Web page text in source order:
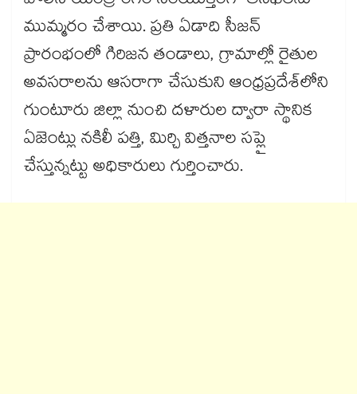
ముమ్మరం చేశాయి. ప్రతి ఏడాది సీజన్
ప్రారంభంలో గిరిజన తండాలు, గ్రామాల్లో రైతుల
అవసరాలను ఆసరాగా చేసుకుని ఆంధ్రప్రదేశ్‌‌‌‌లోని
గుంటూరు జిల్లా నుంచి దళారుల ద్వారా స్థానిక
ఏజెంట్లు నకిలీ పత్తి, మిర్చి విత్తనాల సప్లై
చేస్తున్నట్టు అధికారులు గుర్తించారు.